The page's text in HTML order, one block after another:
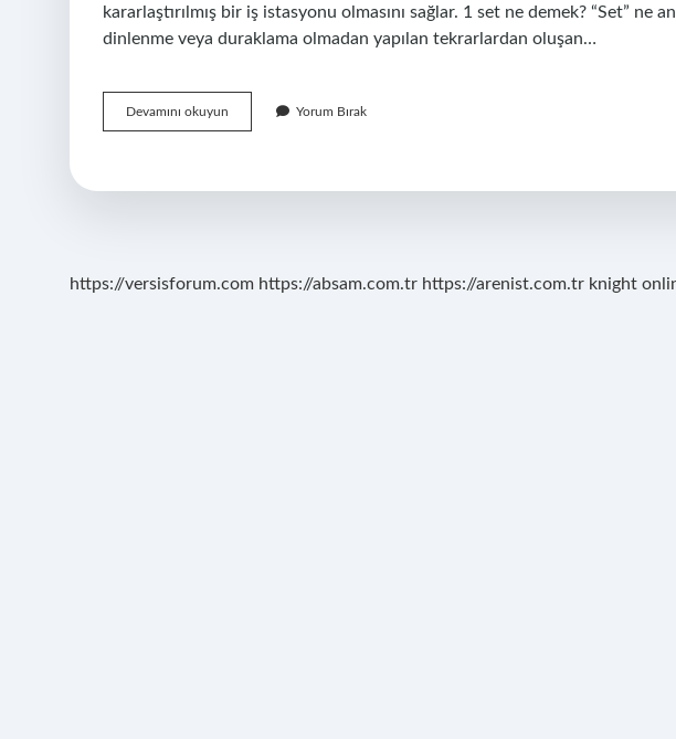
kararlaştırılmış bir iş istasyonu olmasını sağlar. 1 set ne demek? “Set” ne
dinlenme veya duraklama olmadan yapılan tekrarlardan oluşan…
Devamını okuyun
Ürün
Yorum Bırak
https://versisforum.com https://absam.com.tr https://arenist.com.tr knight